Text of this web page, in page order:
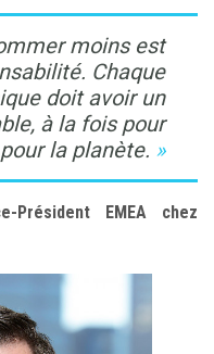
moins est
Chaque
doit avoir un
à la fois pour
la planète.
Président EMEA chez